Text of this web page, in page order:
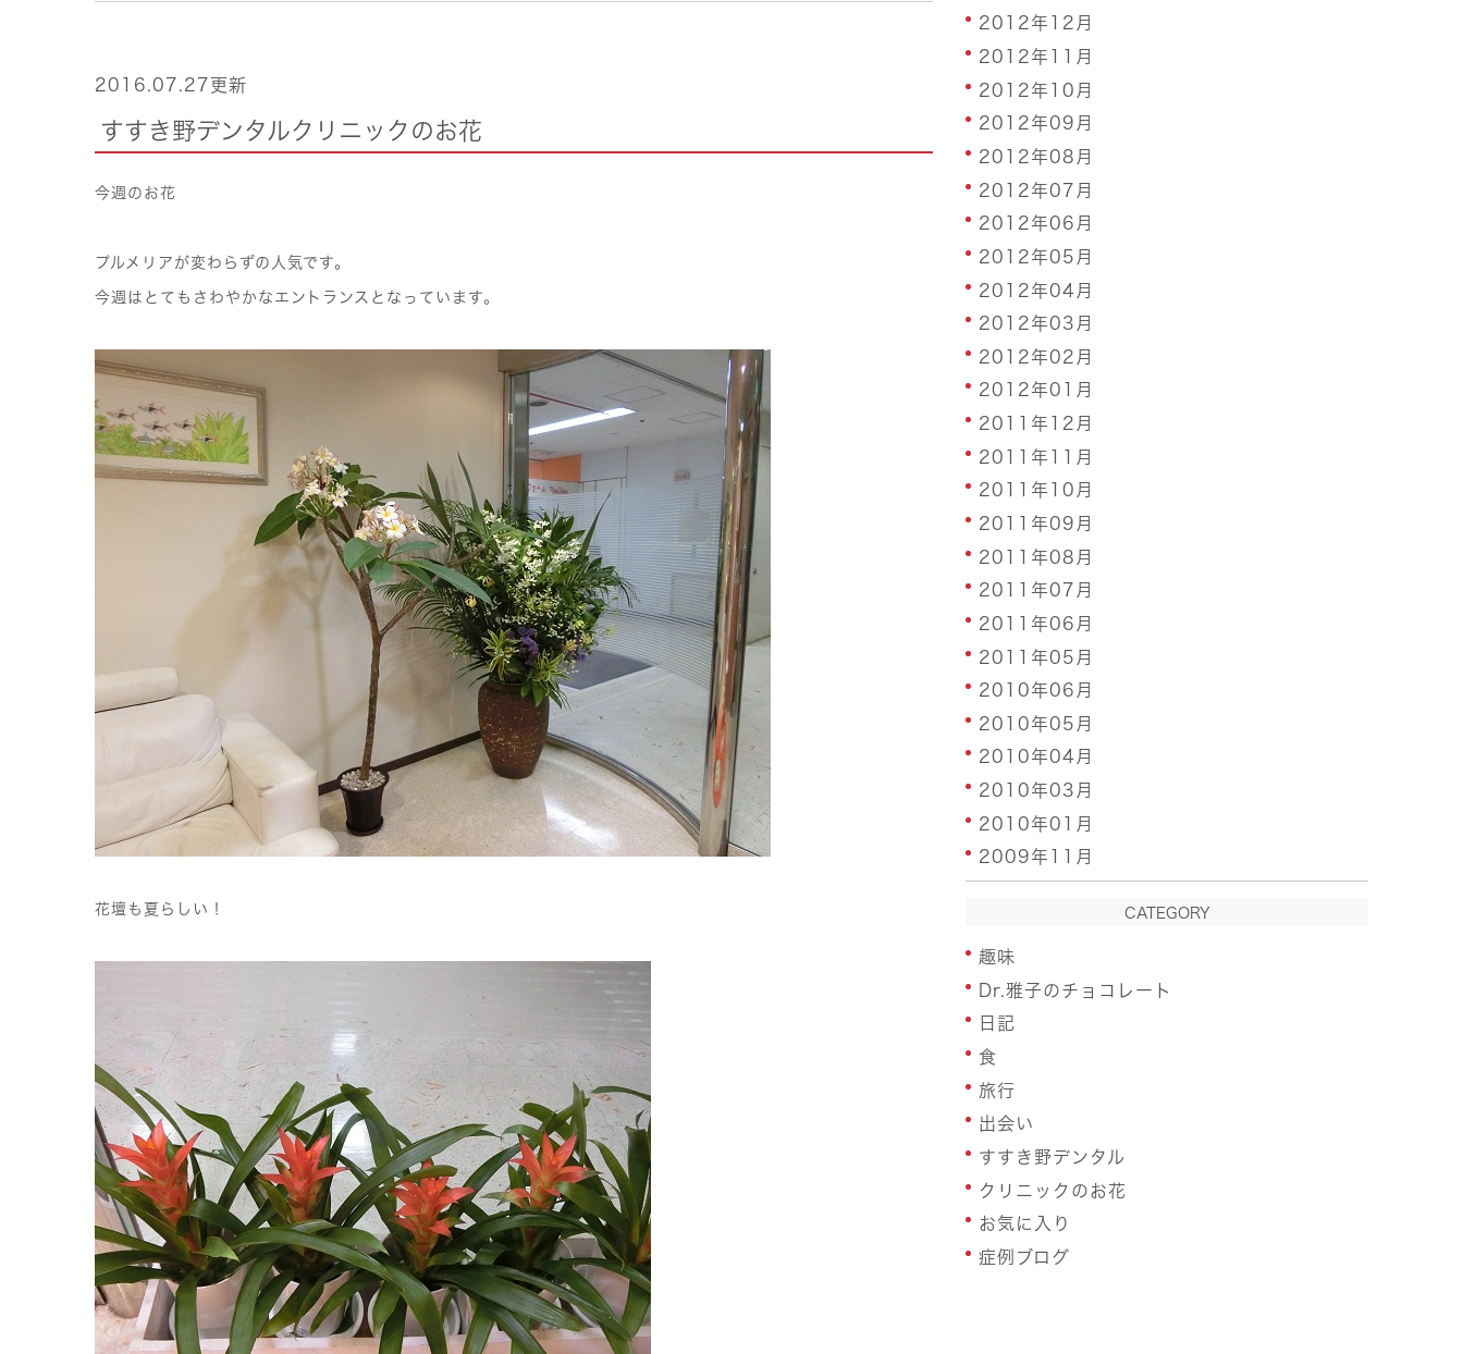
2016.07.27更新
すすき野デンタルクリニックのお花
今週のお花
プルメリアが変わらずの人気です。
今週はとてもさわやかなエントランスとなっています。
花壇も夏らしい！
2012年12月
2012年11月
2012年10月
2012年09月
2012年08月
2012年07月
2012年06月
2012年05月
2012年04月
2012年03月
2012年02月
2012年01月
2011年12月
2011年11月
2011年10月
2011年09月
2011年08月
2011年07月
2011年06月
2011年05月
2010年06月
2010年05月
2010年04月
2010年03月
2010年01月
2009年11月
CATEGORY
趣味
Dr.雅子のチョコレート
日記
食
旅行
出会い
すすき野デンタル
クリニックのお花
お気に入り
症例ブログ